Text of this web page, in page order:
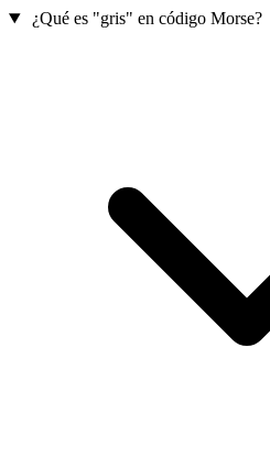
¿Qué es "gris" en código Morse?